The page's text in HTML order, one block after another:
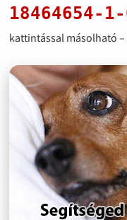
18464654-
kattintással másolható